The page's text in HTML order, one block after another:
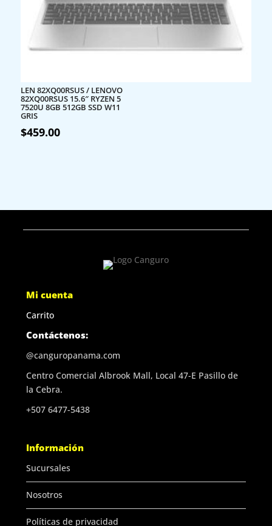
LEN 82XQ00RSUS / LENOVO
82XQ00RSUS 15.6″ RYZEN 5
7520U 8GB 512GB SSD W11
GRIS
$459.00
Mi cuenta
Carrito
Contáctenos:
@canguropanama.com
Centro Comercial Albrook Mall, Local 47-E Pasillo de
la Cebra.
+507 6477-5438
Información
Sucursales
Nosotros
Políticas de privacidad